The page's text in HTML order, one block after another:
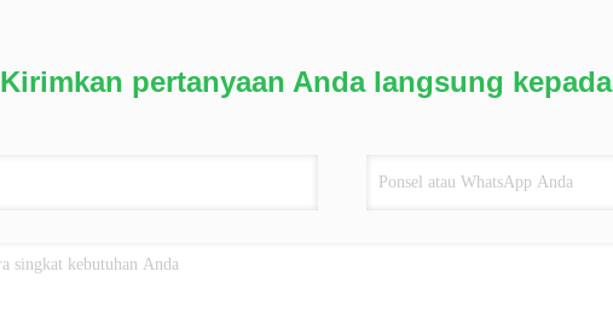
Kirimkan pertanyaan Anda langsung